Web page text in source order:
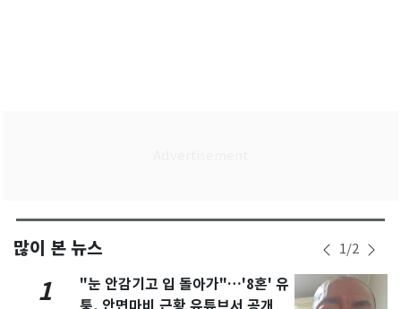
많이 본 뉴스 1/2
1
"눈 안감기고 입 돌아가"…'8혼' 유